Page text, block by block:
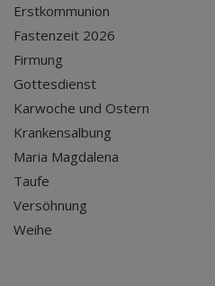
Erstkommunion
Fastenzeit 2026
Firmung
Gottesdienst
Karwoche und Ostern
Krankensalbung
Maria Magdalena
Taufe
Versöhnung
Weihe